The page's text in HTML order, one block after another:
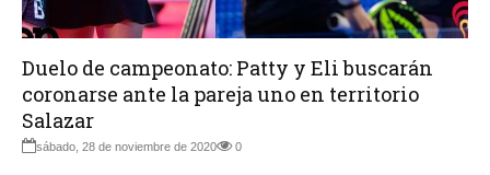
Duelo de campeonato: Patty y Eli buscarán
coronarse ante la pareja uno en territorio
Salazar
sábado, 28 de noviembre de 2020 0